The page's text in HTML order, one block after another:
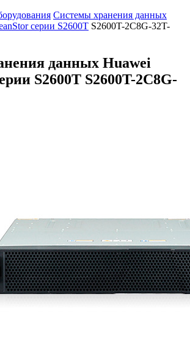
Системы хранения данных
серии S2600T S2600T-2C8G-32T-
данных Huawei
S2600T S2600T-2C8G-